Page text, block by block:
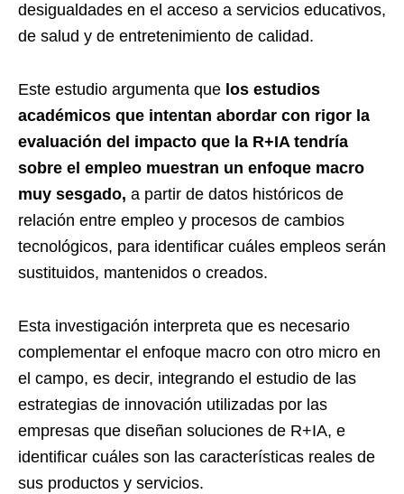
desigualdades en el acceso a servicios educativos,
de salud y de entretenimiento de calidad.
Este estudio argumenta que los estudios
académicos que intentan abordar con rigor la
evaluación del impacto que la R+IA tendría
sobre el empleo muestran un enfoque macro
muy sesgado, a partir de datos históricos de
relación entre empleo y procesos de cambios
tecnológicos, para identificar cuáles empleos serán
sustituidos, mantenidos o creados.
Esta investigación interpreta que es necesario
complementar el enfoque macro con otro micro en
el campo, es decir, integrando el estudio de las
estrategias de innovación utilizadas por las
empresas que diseñan soluciones de R+IA, e
identificar cuáles son las características reales de
sus productos y servicios.